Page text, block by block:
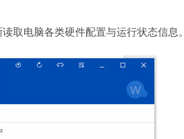
取电脑各类硬件配置与运行状态信息。